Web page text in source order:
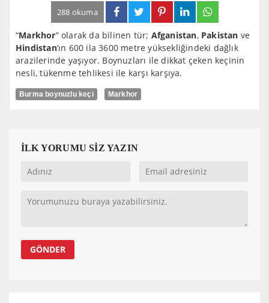
288 okuma
“Markhor” olarak da bilinen tür; Afganistan, Pakistan ve
Hindistan’ın 600 ila 3600 metre yüksekliğindeki dağlık
arazilerinde yaşıyor. Boynuzları ile dikkat çeken keçinin
nesli, tükenme tehlikesi ile karşı karşıya.
Burma boynuzlu keçi Markhor
İLK YORUMU SİZ YAZIN